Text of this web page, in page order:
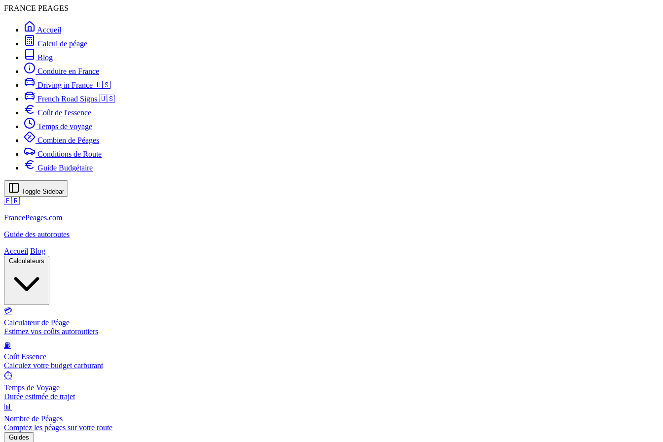
FRANCE PEAGES
Accueil
Calcul de péage
Blog
Conduire en France
Driving in France 🇺🇸
French Road Signs 🇺🇸
Coût de l'essence
Temps de voyage
Combien de Péages
Conditions de Route
Guide Budgétaire
Toggle Sidebar
🇫🇷
FrancePeages.com
Guide des autoroutes
Accueil Blog
Calculateurs
💳
Calculateur de Péage
Estimez vos coûts autoroutiers
⛽
Coût Essence
Calculez votre budget carburant
⏱️
Temps de Voyage
Durée estimée de trajet
📊
Nombre de Péages
Comptez les péages sur votre route
Guides